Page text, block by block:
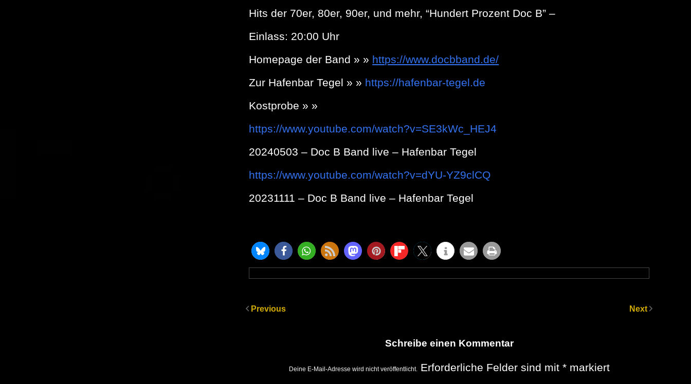
Hits der 70er, 80er, 90er, und mehr, “Hundert Prozent Doc B” –
Einlass: 20:00 Uhr
Homepage der Band » » https://www.docbband.de/
Zur Hafenbar Tegel » » https://hafenbar-tegel.de
Kostprobe » »
https://www.youtube.com/watch?v=SE3kWc_HEJ4
20240503 – Doc B Band live – Hafenbar Tegel
https://www.youtube.com/watch?v=dYU-YZ9clCQ
20231111 – Doc B Band live – Hafenbar Tegel
Previous Next
Schreibe einen Kommentar
Deine E-Mail-Adresse wird nicht veröffentlicht. Erforderliche Felder sind mit *markiert